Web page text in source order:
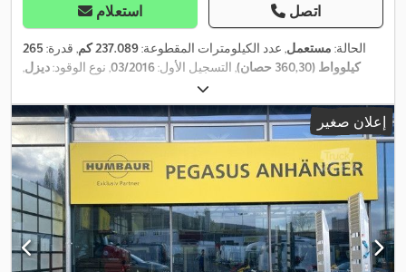
استعلام اتصل
الحالة: مستعمل, عدد الكيلومترات المقطوعة:237.089 كم , قدرة: 265
كيلوواط (360,30 حصان)
, التسجيل الأول:03/2016 , نوع الوقود:ديزل
, تكوين المحور:
(TÜV):02/2026 , لون:أحمر, نوع التروس:ميكانيكي, فئة الانبعاثات:يورو 6 ,
حجم مساحة التحميل:6 م³ , طول مساحة التحميل:4.200 مم
, عرض
مساحة التحميل:2.420 مم , ارتفاع مساحة التحميل:600 مم , معدات:دفع
رباعي, رافعة, نظام الفرامل المانعة للانغلاق (ABS), نظام الملاحة,
إعلان صغير